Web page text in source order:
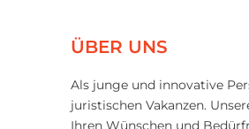
ÜBER UNS
Als junge und innovative
juristischen Vakanzen.
Ihren Wünschen und